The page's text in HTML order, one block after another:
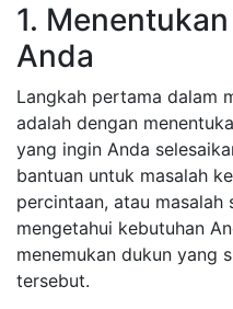
1.
Anda
Langkah pertama dalam
adalah dengan
yang ingin Anda
bantuan untuk masalah
percintaan, atau masalah
mengetahui kebutuhan
menemukan dukun yang
tersebut.